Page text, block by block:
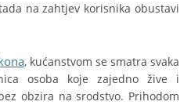
na zahtjev korisnika obustavi
, kućanstvom se smatra svaka
osoba koje zajedno žive i
obzira na srodstvo. Prihodom